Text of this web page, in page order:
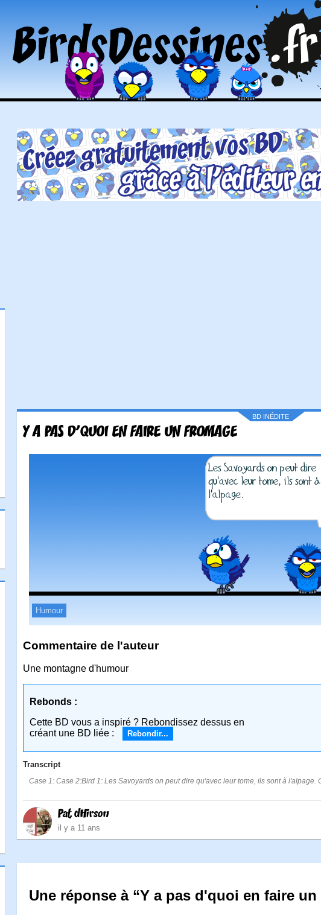
BD INÉDITE
Y A PAS D'QUOI EN FAIRE UN FROMAGE
Humour
Commentaire de l'auteur
Une montagne d'humour
Rebonds :
Cette BD vous a inspiré ? Rebondissez dessus en
créant une BD liée :
Rebondir...
Transcript
Case 1: Case 2:Bird 1: Les Savoyards on peut dire qu'avec leur tome, ils sont à l'alpage.
Pat dHirson
il y a 11 ans
Une réponse à “Y a pas d'quoi en faire un